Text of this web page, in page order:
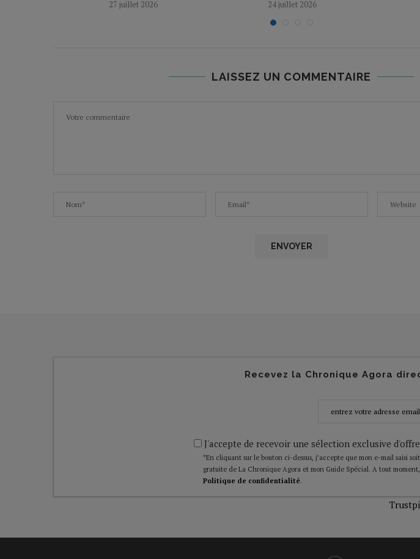
27 juillet 2026 24 juillet 2026
LAISSEZ UN COMMENTAIRE
Recevez la Chronique Agora
J'accepte de recevoir une sélection exclusive
*En cliquant sur le bouton ci-dessus, j’accepte que mon e-mail saisi
gratuite de La Chronique Agora et mon Guide Spécial. A tout
Politique de confidentialité.